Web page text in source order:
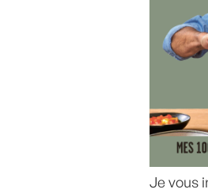
Je vous